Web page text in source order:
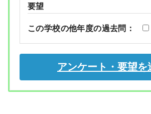
要望
この学校の他年度の過去問：